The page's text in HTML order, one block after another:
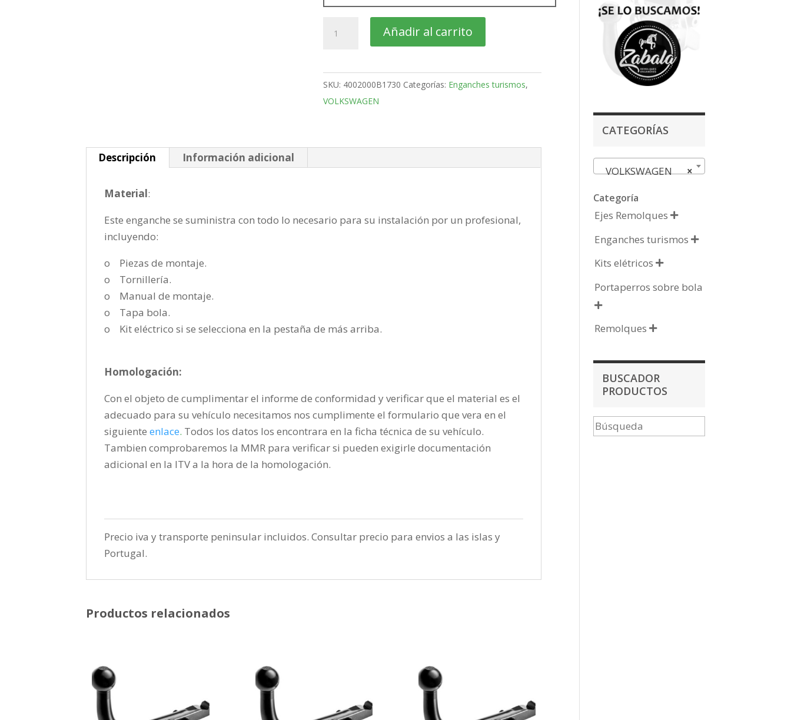
VOLKSWAGEN
Caddy
Bola
desmontable
horizontal
Añadir al carrito
SKU: 4002000B1730 Categorías: Enganches turismos,
VOLKSWAGEN
Descripción Información adicional
Material:
Este enganche se suministra con todo lo necesario para su instalación por un profesional,
incluyendo:
o Piezas de montaje.
o Tornillería.
o Manual de montaje.
o Tapa bola.
o Kit eléctrico si se selecciona en la pestaña de más arriba.
Homologación:
Con el objeto de cumplimentar el informe de conformidad y verificar que el material es el
adecuado para su vehículo necesitamos nos cumplimente el formulario que vera en el
siguienteenlace. Todos los datos los encontrara en la ficha técnica de su vehículo.
Tambien comprobaremos la MMR para verificar si pueden exigirle documentación
adicional en la ITV a la hora de la homologación.
Precio iva y transporte peninsular incluidos. Consultar precio para envios a las islas y
Portugal.
Productos relacionados
CATEGORÍAS
×
VOLKSWAGEN
Categoría
Ejes Remolques 
Enganches turismos 
Kits elétricos 
Portaperros sobre bola

Remolques 
BUSCADOR
PRODUCTOS